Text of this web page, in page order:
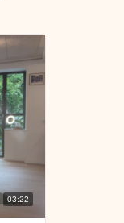
03:22